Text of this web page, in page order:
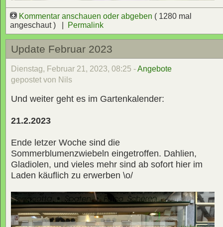
Kommentar anschauen oder abgeben ( 1280 mal
angeschaut ) |
Permalink
Update Februar 2023
Dienstag, Februar 21, 2023, 08:25 -Angebote
gepostet von Nils
Und weiter geht es im Gartenkalender:
21.2.2023
Ende letzer Woche sind die
Sommerblumenzwiebeln eingetroffen. Dahlien,
Gladiolen, und vieles mehr sind ab sofort hier im
Laden käuflich zu erwerben \o/